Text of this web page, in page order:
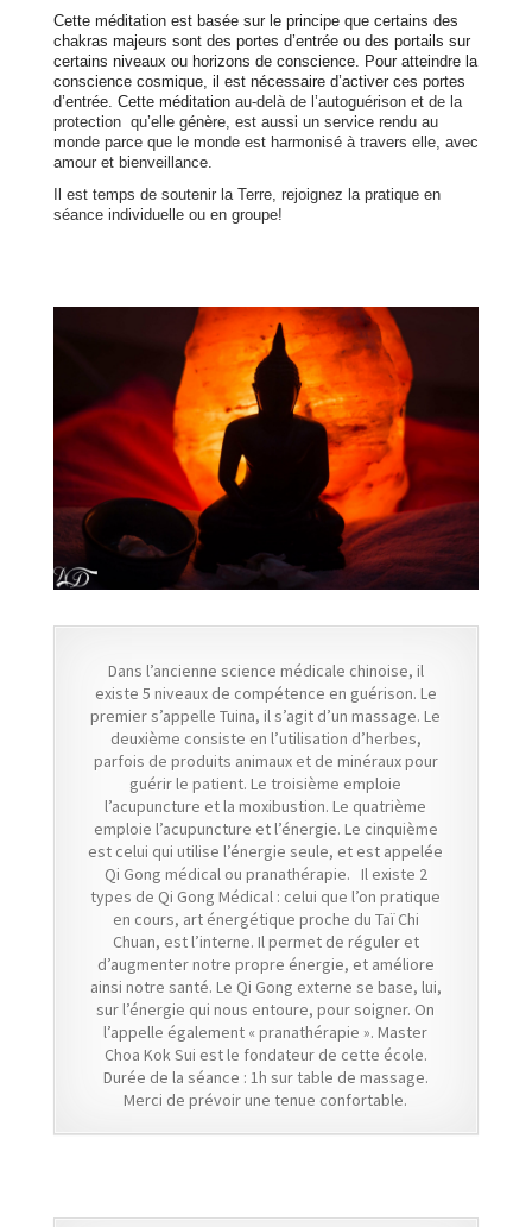
Cette méditation est basée sur le principe que certains des
chakras majeurs sont des portes d’entrée ou des portails sur
certains niveaux ou horizons de conscience. Pour atteindre la
conscience cosmique, il est nécessaire d’activer ces portes
d’entrée. Cette méditation au-delà de l’autoguérison et de la
protection qu’elle génère, est aussi un service rendu au
monde parce que le monde est harmonisé à travers elle, avec
amour et bienveillance.
Il est temps de soutenir la Terre, rejoignez la pratique en
séance individuelle ou en groupe!
Dans l’ancienne science médicale chinoise, il
existe 5 niveaux de compétence en guérison. Le
premier s’appelle Tuina, il s’agit d’un massage. Le
deuxième consiste en l’utilisation d’herbes,
parfois de produits animaux et de minéraux pour
guérir le patient. Le troisième emploie
l’acupuncture et la moxibustion. Le quatrième
emploie l’acupuncture et l’énergie. Le cinquième
est celui qui utilise l’énergie seule, et est appelée
Qi Gong médical ou pranathérapie. Il existe 2
types de Qi Gong Médical : celui que l’on pratique
en cours, art énergétique proche du Taï Chi
Chuan, est l’interne. Il permet de réguler et
d’augmenter notre propre énergie, et améliore
ainsi notre santé. Le Qi Gong externe se base, lui,
sur l’énergie qui nous entoure, pour soigner. On
l’appelle également « pranathérapie ». Master
Choa Kok Sui est le fondateur de cette école.
Durée de la séance : 1h sur table de massage.
Merci de prévoir une tenue confortable.